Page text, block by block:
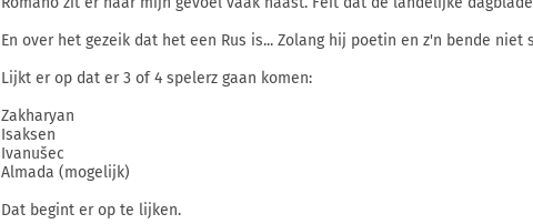
En over het gezeik dat het een Rus is... Zolang hij poetin en z'n bende
Lijkt er op dat er 3 of 4 spelerz gaan komen:
Zakharyan
Isaksen
Ivanušec
Almada (mogelijk)
Dat begint er op te lijken.